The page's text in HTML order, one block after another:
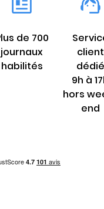
13 RUE
de 700
journaux
habilités
client
dédié
9h à
hors
end